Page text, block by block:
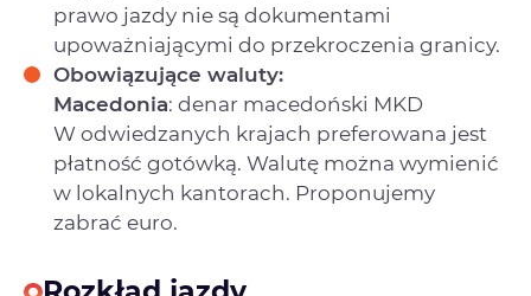
prawo jazdy nie są dokumentami
upoważniającymi do przekroczenia granicy.
Obowiązujące waluty:
Macedonia: denar macedoński MKD
W odwiedzanych krajach preferowana jest
płatność gotówką. Walutę można wymienić
w lokalnych kantorach. Proponujemy
zabrać euro.